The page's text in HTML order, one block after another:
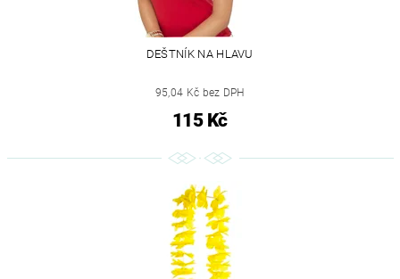
DEŠTNÍK NA HLAVU
95,04 Kč bez DPH
115 Kč